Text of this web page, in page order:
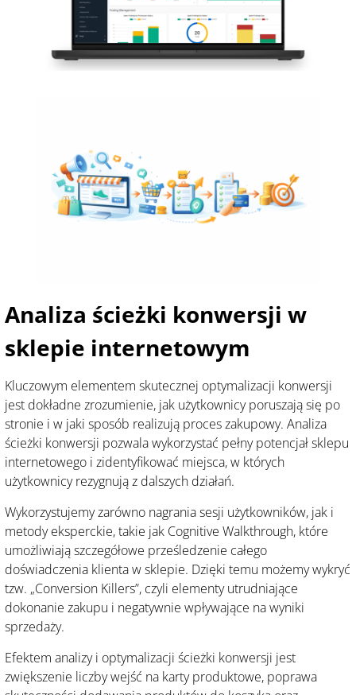
Analiza ścieżki konwersji w
sklepie internetowym
Kluczowym elementem skutecznej optymalizacji konwersji
jest dokładne zrozumienie, jak użytkownicy poruszają się po
stronie i w jaki sposób realizują proces zakupowy. Analiza
ścieżki konwersji pozwala wykorzystać pełny potencjał sklepu
internetowego i zidentyfikować miejsca, w których
użytkownicy rezygnują z dalszych działań.
Wykorzystujemy zarówno nagrania sesji użytkowników, jak i
metody eksperckie, takie jak Cognitive Walkthrough, które
umożliwiają szczegółowe prześledzenie całego
doświadczenia klienta w sklepie. Dzięki temu możemy wykryć
tzw. „Conversion Killers”, czyli elementy utrudniające
dokonanie zakupu i negatywnie wpływające na wyniki
sprzedaży.
Efektem analizy i optymalizacji ścieżki konwersji jest
zwiększenie liczby wejść na karty produktowe, poprawa